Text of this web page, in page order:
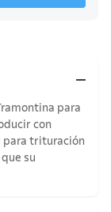
para
con
para trituración
su